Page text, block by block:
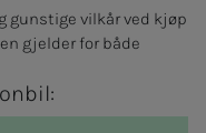
gunstige vilkår ved kjøp
gjelder for både